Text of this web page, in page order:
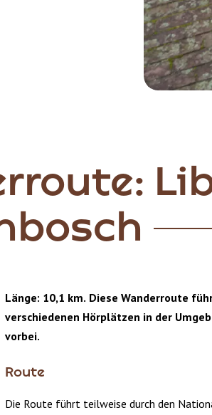
Länge: 10,1 km. Diese Wanderroute
verschiedenen Hörplätzen in der
vorbei.
Route
Die Route führt teilweise durch den